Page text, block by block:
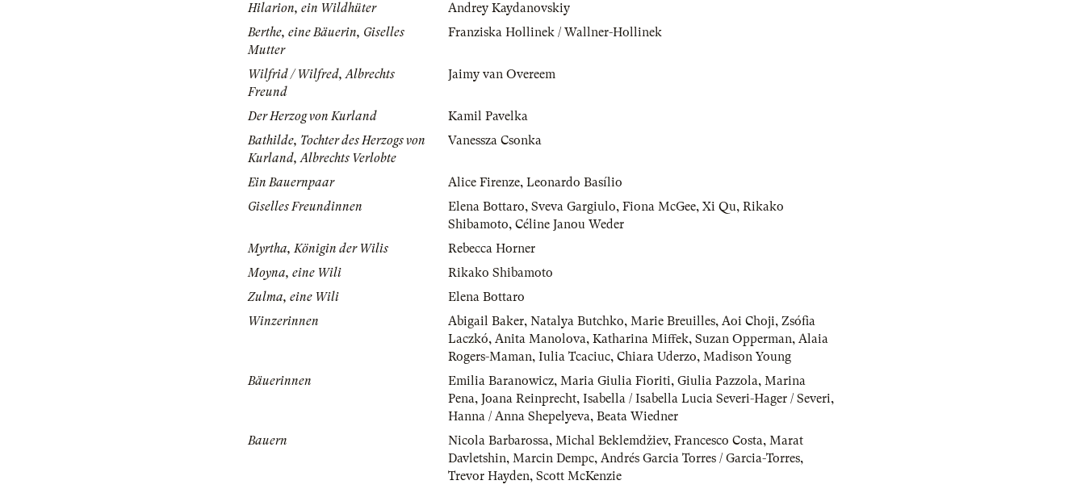
Hilarion, ein Wildhüter
Andrey Kaydanovskiy
Berthe, eine Bäuerin, Giselles
Mutter
Franziska Hollinek / Wallner-Hollinek
Wilfrid / Wilfred, Albrechts
Freund
Jaimy van Overeem
Der Herzog von Kurland
Kamil Pavelka
Bathilde, Tochter des Herzogs von
Kurland, Albrechts Verlobte
Vanessza Csonka
Ein Bauernpaar Alice Firenze, Leonardo Basílio
Giselles Freundinnen
Elena Bottaro, Sveva Gargiulo, Fiona McGee, Xi Qu, Rikako
Shibamoto, Céline Janou Weder
Myrtha, Königin der Wilis
Rebecca Horner
Moyna, eine Wili
Rikako Shibamoto
Zulma, eine Wili
Elena Bottaro
Winzerinnen
Abigail Baker, Natalya Butchko, Marie Breuilles, Aoi Choji, Zsófia
Laczkó, Anita Manolova, Katharina Miffek, Suzan Opperman, Alaia
Rogers-Maman, Iulia Tcaciuc, Chiara Uderzo, Madison Young
Bäuerinnen
Emilia Baranowicz, Maria Giulia Fioriti, Giulia Pazzola, Marina
Pena, Joana Reinprecht, Isabella / Isabella Lucia Severi-Hager / Severi,
Hanna / Anna Shepelyeva, Beata Wiedner
Bauern
Nicola Barbarossa, Michal Beklemdžiev, Francesco Costa, Marat
Davletshin, Marcin Dempc, Andrés Garcia Torres / Garcia-Torres,
Trevor Hayden, Scott McKenzie